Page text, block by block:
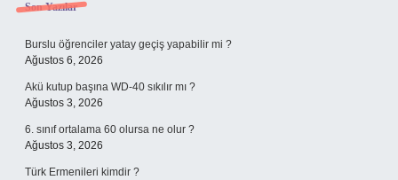
Sidebar
Son Yazılar
Burslu öğrenciler yatay geçiş yapabilir mi ?
Ağustos 6, 2026
Akü kutup başına WD-40 sıkılır mı ?
Ağustos 3, 2026
6. sınıf ortalama 60 olursa ne olur ?
Ağustos 3, 2026
Türk Ermenileri kimdir ?